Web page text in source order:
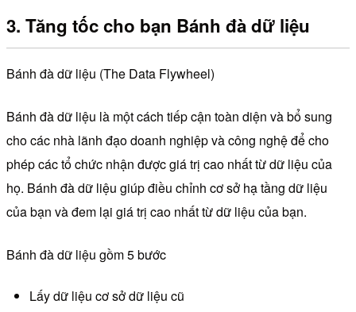
3. Tăng tốc cho bạn Bánh đà dữ liệu
Bánh đà dữ liệu (The Data Flywheel)
Bánh đà dữ liệu là một cách tiếp cận toàn diện và bổ sung
cho các nhà lãnh đạo doanh nghiệp và công nghệ để cho
phép các tổ chức nhận được giá trị cao nhất từ dữ liệu của
họ. Bánh đà dữ liệu giúp điều chỉnh cơ sở hạ tầng dữ liệu
của bạn và đem lại giá trị cao nhất từ ​​dữ liệu của bạn.
Bánh đà dữ liệu gồm 5 bước
Lấy dữ liệu cơ sở dữ liệu cũ